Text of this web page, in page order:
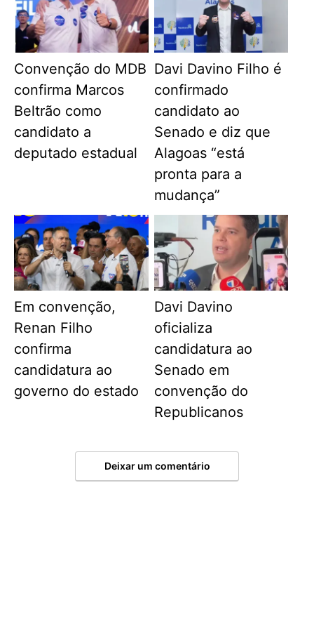
Convenção do MDB
confirma Marcos
Beltrão como
candidato a
deputado estadual
Davi Davino Filho é
confirmado
candidato ao
Senado e diz que
Alagoas “está
pronta para a
mudança”
Em convenção,
Renan Filho
confirma
candidatura ao
governo do estado
Davi Davino
oficializa
candidatura ao
Senado em
convenção do
Republicanos
Deixar um comentário